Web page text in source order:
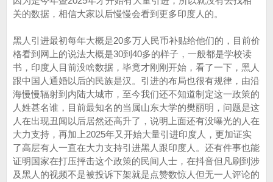
关的数据，相信大家以后慢慢会看到更多印度人的。
黑人引进最初每年大概是20多万人民币补贴给他们的，目前价
格看到网上的说法大概是30到40多的样子，一般都是学校读
书，印度人目前没啥数据，毕竟才刚刚开始，看了一下，黑人
跟中国人通婚以后的民族是汉。引进的布局也很有规律，由沿
海慢慢辐射到内陆大城市，至今我们还不知道制定这一政策的
人姓甚名谁，目前最知名的当属山东大学的樊丽明，问题是这
人在出现丑闻以后居然还高升了，说明上面还有没曝光的人在
大力支持，再加上2025年又开始大量引进印度人，更加证实
了高层有人一直在大力支持引进黑人跟印度人。还有件事也能
证明国家在打压抨击这个政策的民间人士，在抖音但凡刷到涉
及黑人的视频不是被投诉下架就是点赞数惊人但无一人评论的